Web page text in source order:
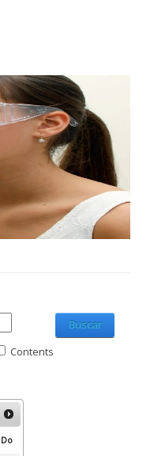
Buscar
Contents
Do